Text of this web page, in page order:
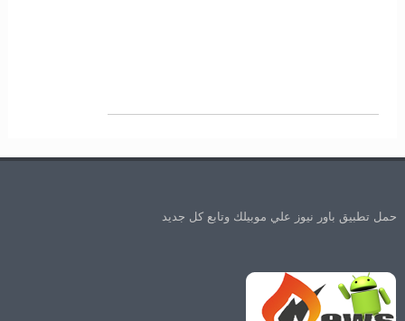
حمل تطبيق باور نيوز علي موبيلك وتابع كل جديد